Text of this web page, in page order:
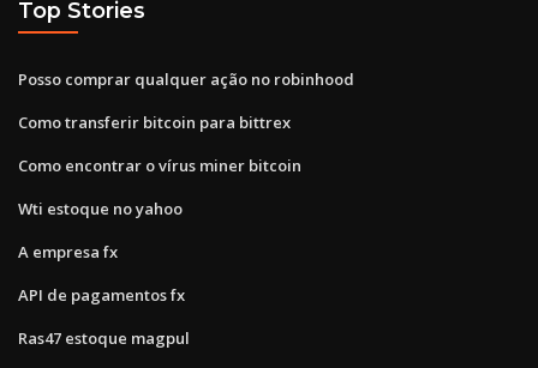
Top Stories
Posso comprar qualquer ação no robinhood
Como transferir bitcoin para bittrex
Como encontrar o vírus miner bitcoin
Wti estoque no yahoo
A empresa fx
API de pagamentos fx
Ras47 estoque magpul